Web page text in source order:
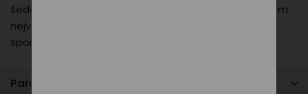
šedé, takže si snadno vyberete variantu, která se vám
nejvíce hodí. Skvělá volba pro každodenní nošení i
sportovní aktivity.
Parametry produktu